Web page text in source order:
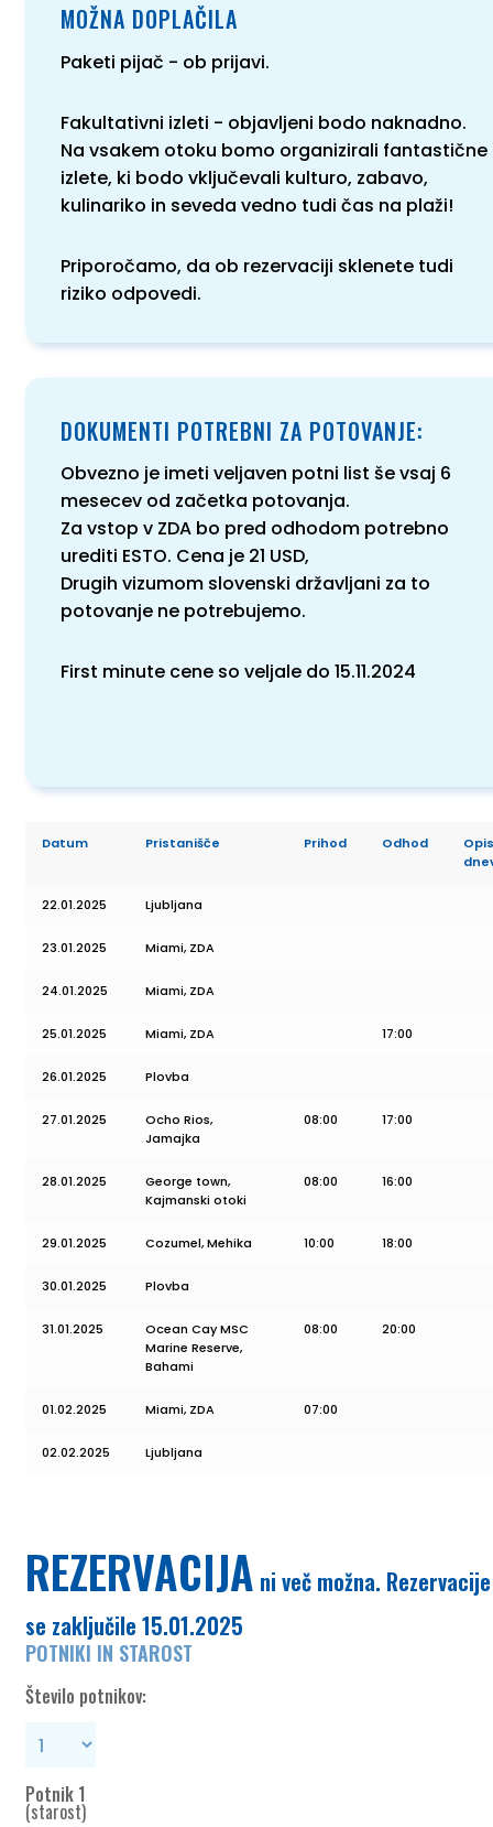
MOŽNA DOPLAČILA
Paketi pijač - ob prijavi.
Fakultativni izleti - objavljeni bodo naknadno.
Na vsakem otoku bomo organizirali fantastične
izlete, ki bodo vključevali kulturo, zabavo,
kulinariko in seveda vedno tudi čas na plaži!
Priporočamo, da ob rezervaciji sklenete tudi
riziko odpovedi.
DOKUMENTI POTREBNI ZA POTOVANJE:
Obvezno je imeti veljaven potni list še vsaj 6
mesecev od začetka potovanja.
Za vstop v ZDA bo pred odhodom potrebno
urediti ESTO. Cena je 21 USD,
Drugih vizumom slovenski državljani za to
potovanje ne potrebujemo.
First minute cene so veljale do 15.11.2024
Datum Pristanišče Prihod Odhod
22.01.2025 Ljubljana
23.01.2025 Miami, ZDA
24.01.2025 Miami, ZDA
25.01.2025 Miami, ZDA 17:00
26.01.2025 Plovba
27.01.2025
Ocho Rios,
Jamajka
08:00 17:00
28.01.2025
George town,
Kajmanski otoki
08:00 16:00
29.01.2025 Cozumel, Mehika 10:00 18:00
30.01.2025 Plovba
31.01.2025
Ocean Cay MSC
Marine Reserve,
Bahami
08:00 20:00
01.02.2025 Miami, ZDA 07:00
02.02.2025 Ljubljana
REZERVACIJA
POTNIKI IN STAROST
Število potnikov:
Potnik 1
(starost)